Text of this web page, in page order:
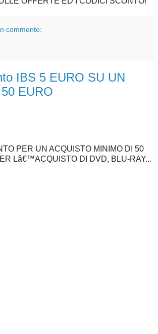
commento:
IBS 5 EURO SU UN
EURO
PER UN ACQUISTO MINIMO DI 50
Lâ€™ACQUISTO DI DVD, BLU-RAY...